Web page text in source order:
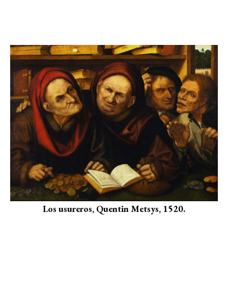
Los usureros, Quentin Metsys, 1520.